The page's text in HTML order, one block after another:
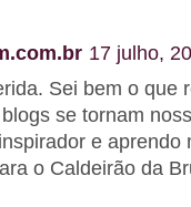
17 julho,
Sei bem o que
se tornam
e aprendo
o Caldeirão da